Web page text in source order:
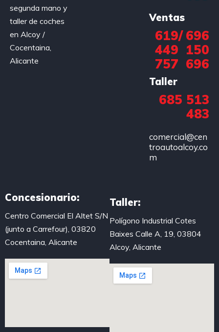
segunda mano y
taller de coches
en Alcoy /
Cocentaina,
Alicante
Ventas
619
449
757
/ 696
150
696
Taller
685 513
483
comercial@cen
troautoalcoy.co
m
Concesionario:
Centro Comercial El Altet S/N
(junto a Carrefour), 03820
Cocentaina, Alicante
Taller:
Polígono Industrial Cotes
Baixes Calle A, 19, 03804
Alcoy, Alicante